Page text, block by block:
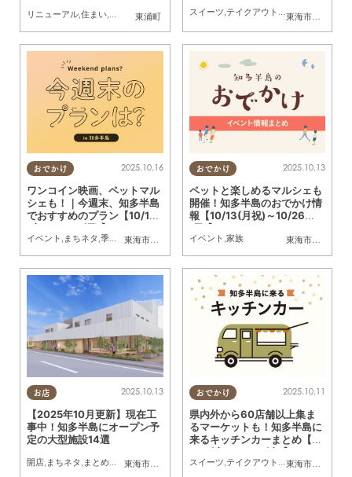
東浦町
リニューアル,住まい,まちネタ 東海市大府市
スイーツ テイクアウト キッチンカー
おでかけ
東海市
,大府市 東浦町,半田市
2025.10.16
ワンコイン映画、ペットマル
シェも！｜今週末、知多半島
でおすすめのプラン【10/18
(土)・10/19(日)】
イベント まちネタ 季節ネタ ,まとめ記事
おでかけ
東海市
,大府市
2025.10.13
ペットと楽しめるマルシェも
開催！知多半島のおでかけ情
報【10/13(月祝)～10/26
(日)】
イベント 家族
お店
東海市
,大府市 知多市 ,東浦町,常滑市,美浜町
2025.10.13
【2025年10月更新】現在工
事中！知多半島にオープン予
定の大型施設14選
開店 まちネタ まとめ記事
おでかけ
東海市
,大府市
2025.10.11
県内外から60店舗以上集ま
るマーケットも！知多半島に
来るキッチンカーまとめ【1
0/11(土)～10/17(金)】
スイーツ テイクアウト キッチンカー